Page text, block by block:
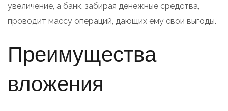
увеличение, а банк, забирая денежные средства,
проводит массу операций, дающих ему свои выгоды.
Преимущества
вложения